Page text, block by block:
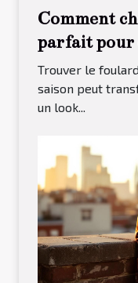
Comment
parfait pour
Trouver le
saison peut
un look...